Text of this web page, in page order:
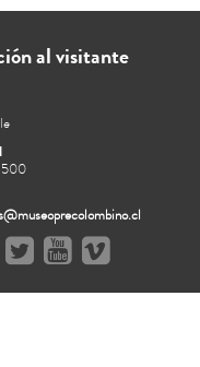
al visitante